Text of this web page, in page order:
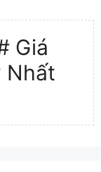
Giá
Nhất